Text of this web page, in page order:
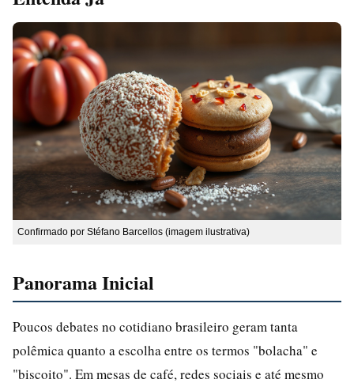
Confirmado por Stéfano Barcellos (imagem ilustrativa)
Panorama Inicial
Poucos debates no cotidiano brasileiro geram tanta
polêmica quanto a escolha entre os termos "bolacha" e
"biscoito". Em mesas de café, redes sociais e até mesmo